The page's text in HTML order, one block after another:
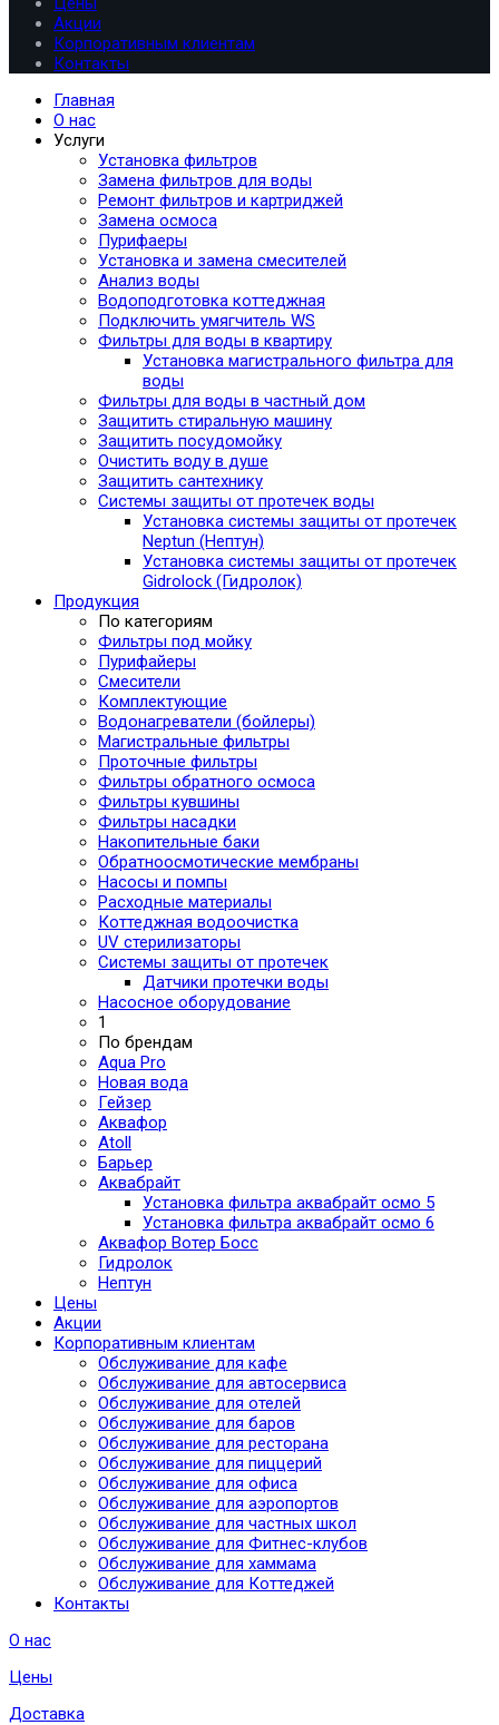
Акции
Корпоративным клиентам
Контакты
Главная
О нас
Услуги
Установка фильтров
Замена фильтров для воды
Ремонт фильтров и картриджей
Замена осмоса
Пурифаеры
Установка и замена смесителей
Анализ воды
Водоподготовка коттеджная
Подключить умягчитель WS
Фильтры для воды в квартиру
Установка магистрального фильтра для
воды
Фильтры для воды в частный дом
Защитить стиральную машину
Защитить посудомойку
Очистить воду в душе
Защитить сантехнику
Системы защиты от протечек воды
Установка системы защиты от протечек
Neptun (Нептун)
Установка системы защиты от протечек
Gidrolock (Гидролок)
Продукция
По категориям
Фильтры под мойку
Пурифайеры
Смесители
Комплектующие
Водонагреватели (бойлеры)
Магистральные фильтры
Проточные фильтры
Фильтры обратного осмоса
Фильтры кувшины
Фильтры насадки
Накопительные баки
Обратноосмотические мембраны
Насосы и помпы
Расходные материалы
Коттеджная водоочистка
UV стерилизаторы
Системы защиты от протечек
Датчики протечки воды
Насосное оборудование
1
По брендам
Aqua Pro
Новая вода
Гейзер
Аквафор
Atoll
Барьер
Аквабрайт
Установка фильтра аквабрайт осмо 5
Установка фильтра аквабрайт осмо 6
Аквафор Вотер Босс
Гидролок
Нептун
Цены
Акции
Корпоративным клиентам
Обслуживание для кафе
Обслуживание для автосервиса
Обслуживание для отелей
Обслуживание для баров
Обслуживание для ресторана
Обслуживание для пиццерий
Обслуживание для офиса
Обслуживание для аэропортов
Обслуживание для частных школ
Обслуживание для Фитнес-клубов
Обслуживание для хаммама
Обслуживание для Коттеджей
Контакты
О нас
Цены
Доставка